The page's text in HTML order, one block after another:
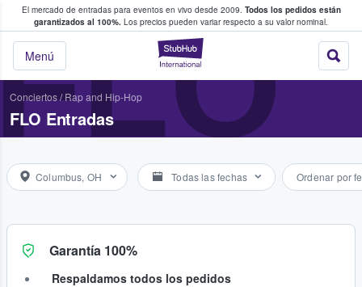
El mercado de entradas para eventos en vivo desde 2009. Todos los pedidos están
garantizados al 100%. Los precios pueden variar respecto a su valor nominal.
StubHub:
Menú
y venta de entradas entre fans
Conciertos/ Rap and Hip-Hop
FLO Entradas
Columbus, OH Todas las fechas Ordenar por
Garantía 100%
Respaldamos todos los pedidos